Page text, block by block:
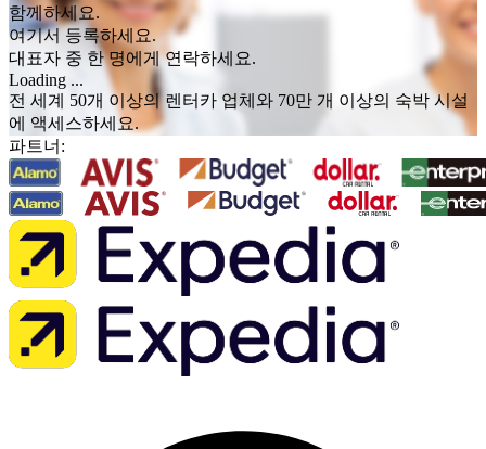
함께하세요.
여기서 등록하세요.
대표자 중 한 명에게 연락하세요.
Loading ...
전 세계 50개 이상의 렌터카 업체와 70만 개 이상의 숙박 시설
에 액세스하세요.
파트너: